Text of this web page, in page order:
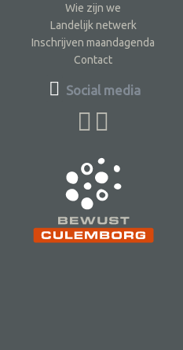
Wie zijn we
Landelijk netwerk
Inschrijven maandagenda
Contact
Social media